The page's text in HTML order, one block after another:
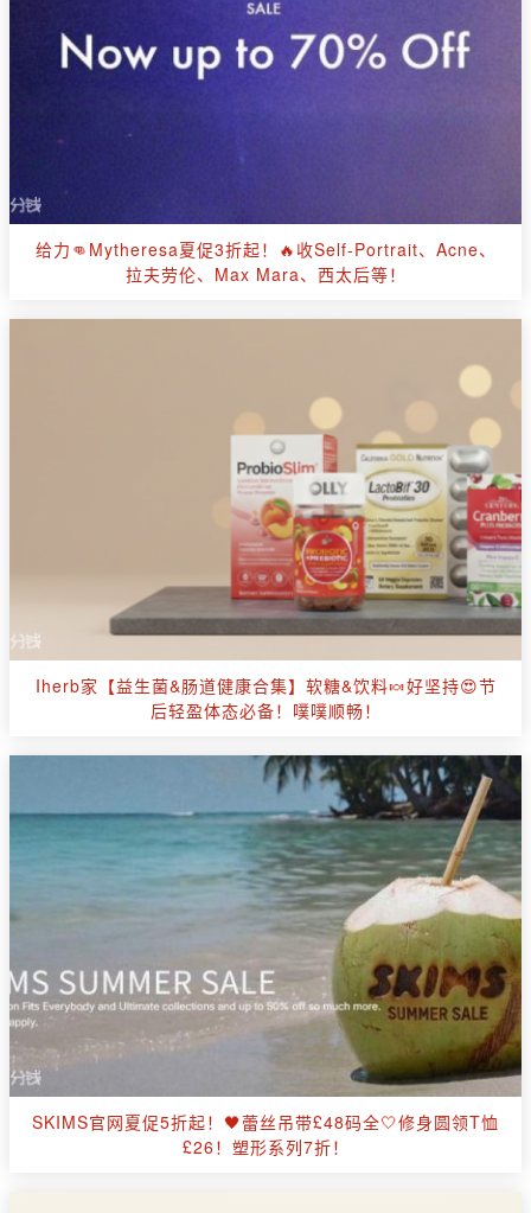
给力👊Mytheresa夏促3折起！🔥收Self-Portrait、Acne、
拉夫劳伦、Max Mara、西太后等！
Iherb家【益生菌&肠道健康合集】软糖&饮料🍬好坚持😍节
后轻盈体态必备！噗噗顺畅！
SKIMS官网夏促5折起！🖤蕾丝吊带£48码全🤍修身圆领T恤
£26！塑形系列7折！